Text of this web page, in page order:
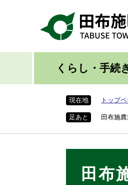
先
くらし・手続
現在地 トップ
足あと 田布施
田布